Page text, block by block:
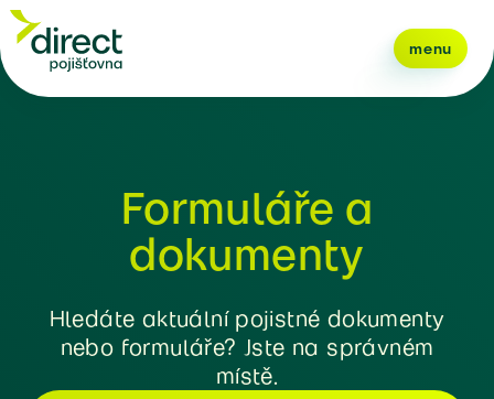
menu
Formuláře a
dokumenty
Hledáte aktuální pojistné dokumenty
nebo formuláře? Jste na správném
místě.